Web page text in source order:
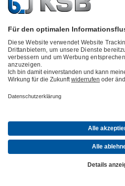
Service bei KSB
sein
Von der persönlichen Beratung
bis zur Instandhaltung und